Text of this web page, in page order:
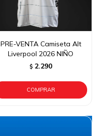
PRE-VENTA Camiseta Alt
Liverpool 2026 NIÑO
$ 2.290